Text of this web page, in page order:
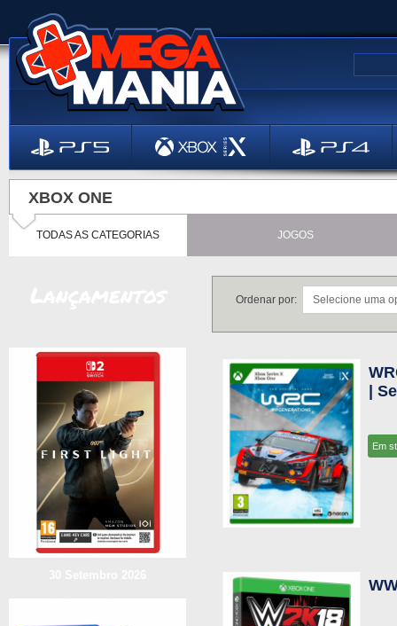
XBOX ONE
TODAS AS CATEGORIAS JOGOS
Ordenar por:
|
Em